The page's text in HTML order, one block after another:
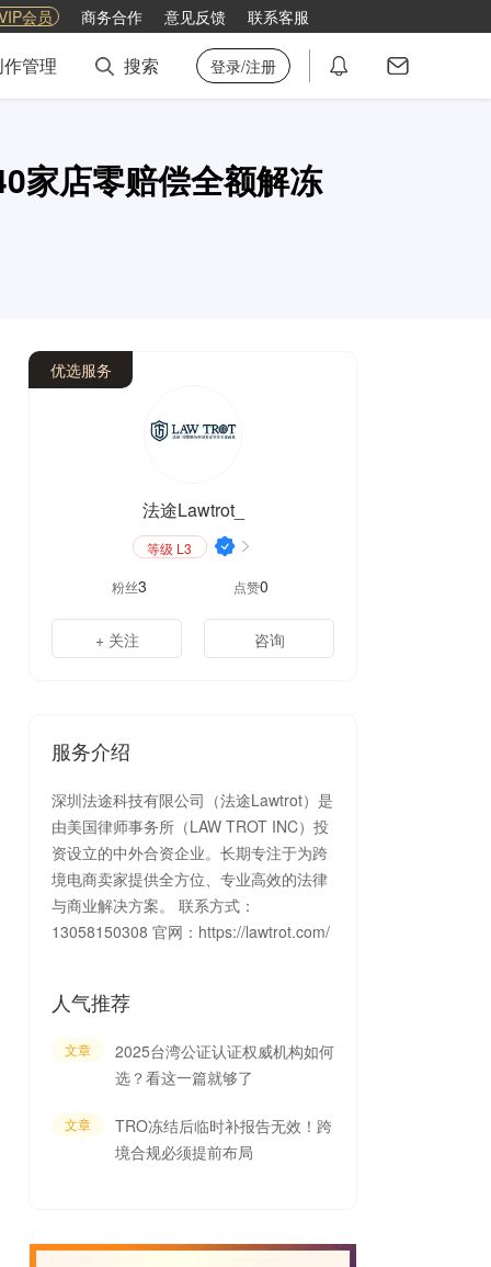
会员 商务合作 意见反馈 联系客服
管理 搜索 登录/注册
家店零赔偿全额解冻
优选服务
法途Lawtrot_
等级 L3
粉丝3 点赞0
+ 关注 咨询
服务介绍
深圳法途科技有限公司（法途Lawtrot）是
由美国律师事务所（LAW TROT INC）投
资设立的中外合资企业。长期专注于为跨
境电商卖家提供全方位、专业高效的法律
与商业解决方案。 联系方式：
13058150308 官网：https://lawtrot.com/
人气推荐
文章
2025台湾公证认证权威机构如何
选？看这一篇就够了
文章
TRO冻结后临时补报告无效！跨
境合规必须提前布局